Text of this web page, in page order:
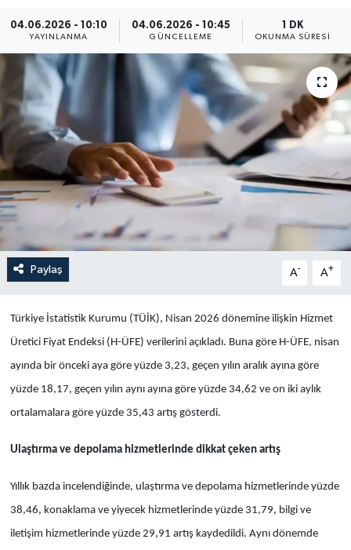
04.06.2026 - 10:10
YAYINLANMA
04.06.2026 - 10:45
GÜNCELLEME
1 DK
OKUNMA SÜRESI
Paylaş A- A+
Türkiye İstatistik Kurumu (TÜİK), Nisan 2026 dönemine ilişkin Hizmet
Üretici Fiyat Endeksi (H-ÜFE) verilerini açıkladı. Buna göre H-ÜFE, nisan
ayında bir önceki aya göre yüzde 3,23, geçen yılın aralık ayına göre
yüzde 18,17, geçen yılın aynı ayına göre yüzde 34,62 ve on iki aylık
ortalamalara göre yüzde 35,43 artış gösterdi.
Ulaştırma ve depolama hizmetlerinde dikkat çeken artış
Yıllık bazda incelendiğinde, ulaştırma ve depolama hizmetlerinde yüzde
38,46, konaklama ve yiyecek hizmetlerinde yüzde 31,79, bilgi ve
iletişim hizmetlerinde yüzde 29,91 artış kaydedildi. Aynı dönemde
Spor
Yaşam
Anali̇z
Bi̇li̇m & Teknoloji̇
Dünya